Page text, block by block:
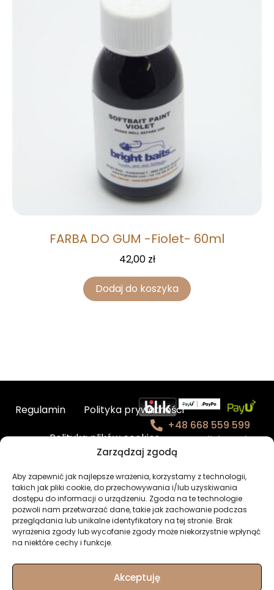
Zarządzaj zgodą
Aby zapewnić jak najlepsze wrażenia, korzystamy z technologii,
takich jak pliki cookie, do przechowywania i/lub uzyskiwania
dostępu do informacji o urządzeniu. Zgoda na te technologie
pozwoli nam przetwarzać dane, takie jak zachowanie podczas
przeglądania lub unikalne identyfikatory na tej stronie. Brak
wyrażenia zgody lub wycofanie zgody może niekorzystnie wpłynąć
na niektóre cechy i funkcje.
Akceptuję
FARBA DO GUM -Fiolet- 60ml
42,00 zł
Dodaj do koszyka
Regulamin
Polityka prywatności
Polityka plików cookies
BHP – charakterystyka produktów
Newsletter
Moje konto
+48 668 559 599
contact@fishmade.e